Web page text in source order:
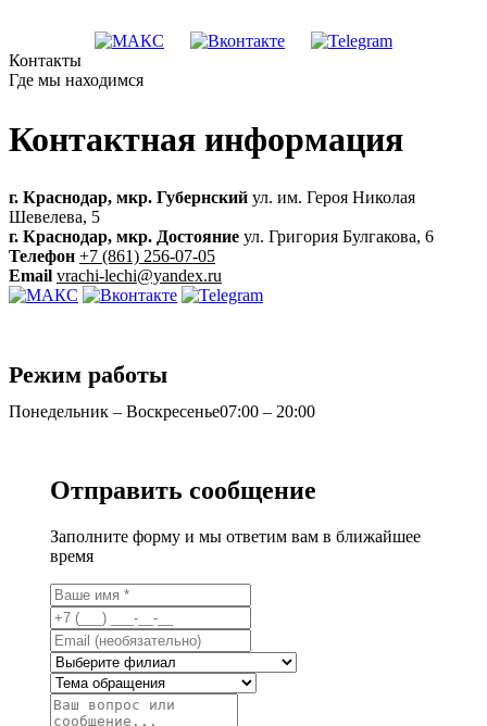
Контакты
Где мы находимся
Контактная информация
г. Краснодар, мкр. Губернский ул. им. Героя Николая
Шевелева, 5
г. Краснодар, мкр. Достояние ул. Григория Булгакова, 6
Телефон +7 (861) 256-07-05
Email vrachi-lechi@yandex.ru
Режим работы
Понедельник – Воскресенье07:00 – 20:00
Отправить сообщение
Заполните форму и мы ответим вам в ближайшее
время